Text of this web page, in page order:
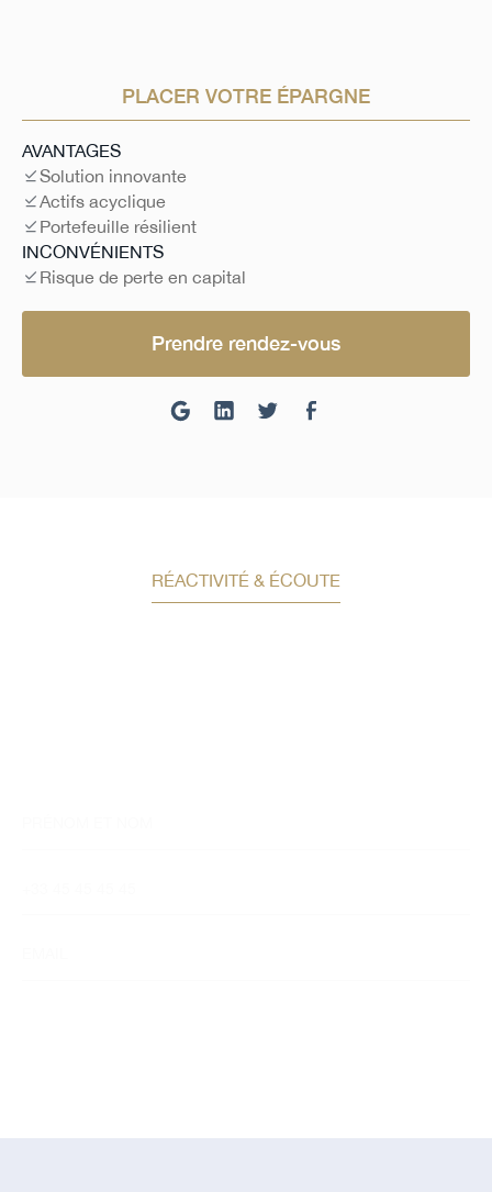
PLACER VOTRE ÉPARGNE
AVANTAGES
Solution innovante
Actifs acyclique
Portefeuille résilient
INCONVÉNIENTS
Risque de perte en capital
Prendre rendez-vous
RÉACTIVITÉ & ÉCOUTE